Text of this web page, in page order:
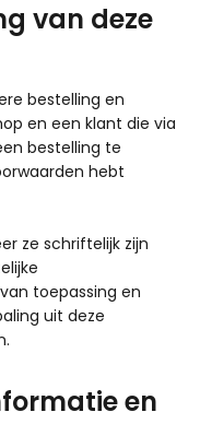
van deze
bestelling en
en een klant die via
bestelling te
hebt
ze schriftelijk zijn
toepassing en
uit deze
en